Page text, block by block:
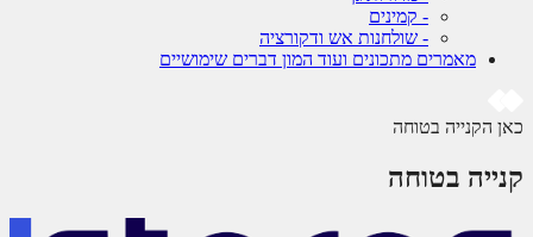
- קמינים
- שולחנות אש ודקורציה
מאמרים מתכונים ועוד המון דברים שימושיים
הקנייה בטוחה
בטוחה